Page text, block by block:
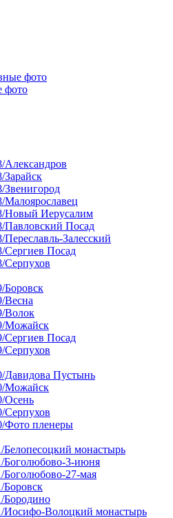
фото
фото
Александров
Зарайск
Звенигород
Малоярославец
Новый Иерусалим
Павловский Посад
Переславль-Залесский
Сергиев Посад
Серпухов
Боровск
Весна
Волок
Можайск
Сергиев Посад
Серпухов
Давидова Пустынь
Можайск
Осень
Серпухов
Фото пленеры
Белопесоцкий монастырь
Боголюбово-3-июня
Боголюбово-27-мая
Боровск
Бородино
Иосифо-Волоцкий монастырь